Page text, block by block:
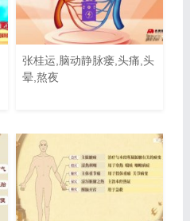
张桂运,脑动静脉瘘,头痛,头
晕,熬夜